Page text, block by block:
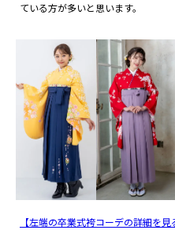
ている方が多いと思います。
【左端の卒業式袴コーデの詳細を見